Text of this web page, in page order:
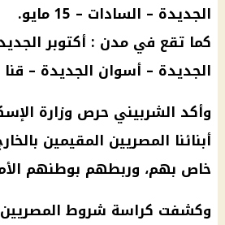
الجديدة – السادات – 15 مايو.
كما تقع في مدن : أكتوبر
الجديدة – أسوان الجديدة –
وأكد الشربيني حرص وزارة
أبنائنا المصريين المقيمين
خاص بهم، وربطهم بوطنهم
وكشفت كراسة شروط المصريين